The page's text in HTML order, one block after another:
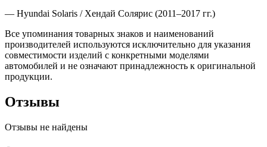
— Hyundai Solaris / Хендай Солярис (2011–2017 гг.)
Все упоминания товарных знаков и наименований
производителей используются исключительно для указания
совместимости изделий с конкретными моделями
автомобилей и не означают принадлежность к оригинальной
продукции.
Отзывы
Отзывы не найдены